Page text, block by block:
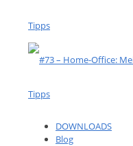
DOWNLOADS
Blog